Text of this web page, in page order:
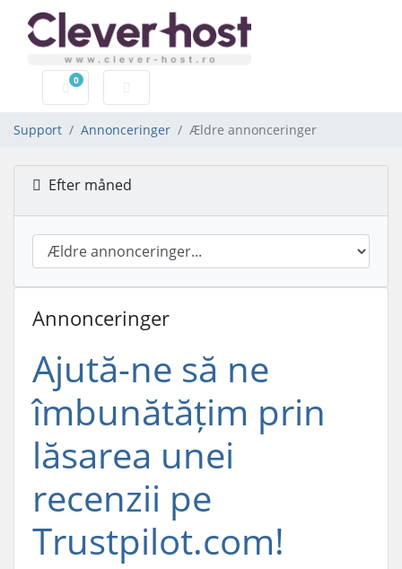
0
Bestillingskurv
Support Annonceringer Ældre annonceringer
Efter måned
Annonceringer
Ajută-ne să ne
îmbunătățim prin
lăsarea unei
recenzii pe
Trustpilot.com!